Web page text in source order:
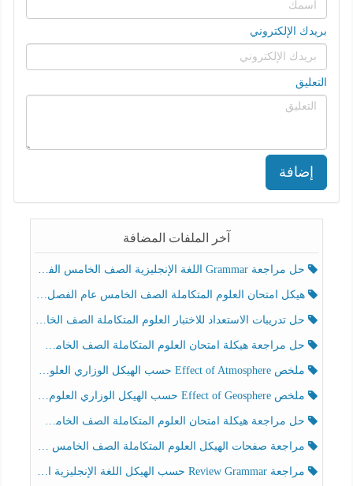
بريدك الإلكتروني
التعليق
إضافة
آخر الملفات المضافة
حل مراجعة Grammar اللغة الإنجليزية الصف الخامس الفصل الثالث
هيكل امتحان العلوم المتكاملة الصف الخامس عام الفصل الدراسي الثالث 2025-2026
حل تدريبات الاستعداد للاختبار العلوم المتكاملة الصف الخامس عام الفصل الثالث
حل مراجعة هيكلة امتحان العلوم المتكاملة الصف الخامس انسبير الفصل الثالث
ملخص Effect of Atmosphere حسب الهيكل الوزاري العلوم المتكاملة الصف الخامس انسبير الفصل الثالث
ملخص Effect of Geosphere حسب الهيكل الوزاري العلوم المتكاملة الصف الخامس انسبير الفصل الثالث
حل مراجعة هيكلة امتحان العلوم المتكاملة الصف الخامس عام الفصل الثالث
مراجعة صفحات الهيكل العلوم المتكاملة الصف الخامس انسبير الفصل الثالث
مراجعة Review Grammar حسب الهيكل اللغة الإنجليزية الصف الخامس الفصل الثالث